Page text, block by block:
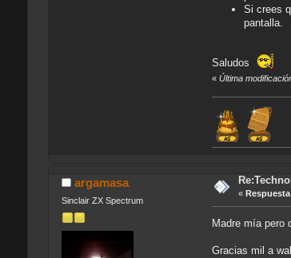
Si crees
pantalla.
Saludos
«Última
argamasa
Sinclair ZX Spectrum
«
Madre mía pero
Gracias mil a